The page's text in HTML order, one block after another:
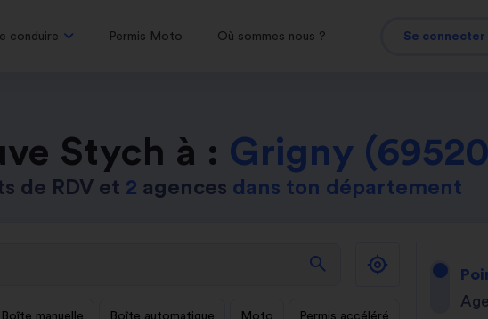
conduire Permis Moto Où sommes nous ? Se connecter
Stych à : Grigny
de RDV et 2 agences dans ton département
search
Boîte manuelle Boîte automatique Moto Permis accéléré